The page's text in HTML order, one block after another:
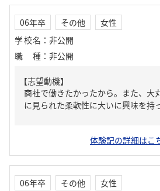
06年卒 その他
女性
学校名 ： 非公開
職種 ： 非公開
【志望動機】
商社で働きたかったから。また、大
に見られた柔軟性に大いに興味を持
体験記の詳細はこ
06年卒 その他
女性